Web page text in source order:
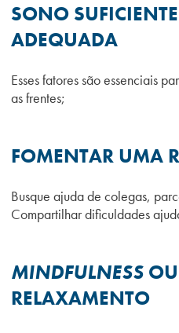
SONO
ADEQUADA
Esses fatores são essenciais
as frentes;
FOMENTAR UMA
Busque ajuda de colegas,
Compartilhar dificuldades
MINDFULNESS
RELAXAMENTO